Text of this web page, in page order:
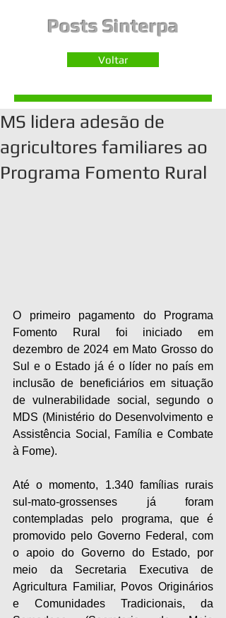
Posts Sinterpa
Voltar
MS lidera adesão de
agricultores familiares ao
Programa Fomento Rural
O primeiro pagamento do Programa
Fomento Rural foi iniciado em
dezembro de 2024 em Mato Grosso do
Sul e o Estado já é o líder no país em
inclusão de beneficiários em situação
de vulnerabilidade social, segundo o
MDS (Ministério do Desenvolvimento e
Assistência Social, Família e Combate
à Fome).
Até o momento, 1.340 famílias rurais
sul-mato-grossenses já foram
contempladas pelo programa, que é
promovido pelo Governo Federal, com
o apoio do Governo do Estado, por
meio da Secretaria Executiva de
Agricultura Familiar, Povos Originários
e Comunidades Tradicionais, da